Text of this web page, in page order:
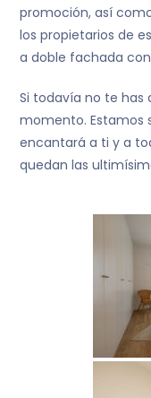
promoción, así
los propietarios de
a doble fachada
Si todavía no te has
momento. Estamos
encantará a ti y a
quedan las